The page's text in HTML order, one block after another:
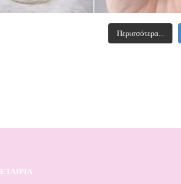
Περισσότερα...
ΕΤΑΙΡΙΑ